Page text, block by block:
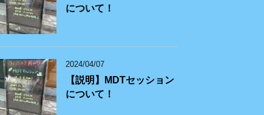
について！
2024/04/07
【説明】MDTセッション
について！